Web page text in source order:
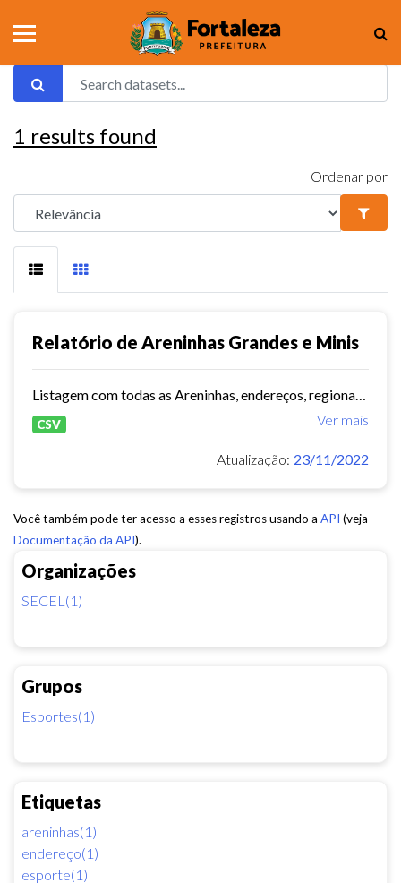
Organizações
SECEL(1)
Grupos
Esportes(1)
Etiquetas
areninhas(1)
endereço(1)
esporte(1)
1 results found
Ordenar por
Relatório de Areninhas Grandes e Minis
Ver mais
CSV
Atualização: 23/11/2022
Você também pode ter acesso a esses registros usando a API (veja
Documentação da API).